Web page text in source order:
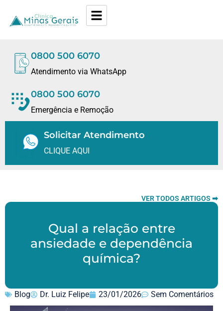
0800 500 6070
Atendimento via WhatsApp
0800 500 6070
Emergência e Remoção
Solicitar Atendimento
CLIQUE AQUI
VER TODOS ARTIGOS ➡
Qual a relação entre
ansiedade e dependência
química?
Blog Dr. Luiz Felipe 23/01/2026 Sem Comentários